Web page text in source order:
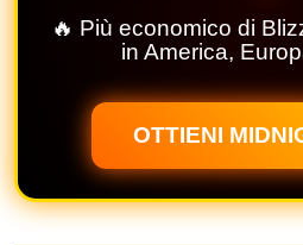
🔥 Più economico di
in America,
OTTIENI